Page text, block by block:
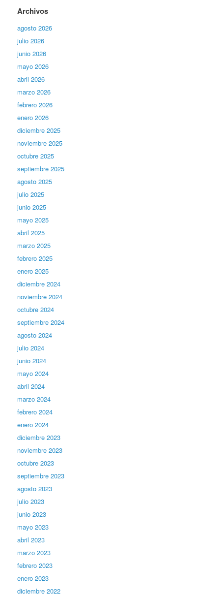
Archivos
agosto 2026
julio 2026
junio 2026
mayo 2026
abril 2026
marzo 2026
febrero 2026
enero 2026
diciembre 2025
noviembre 2025
octubre 2025
septiembre 2025
agosto 2025
julio 2025
junio 2025
mayo 2025
abril 2025
marzo 2025
febrero 2025
enero 2025
diciembre 2024
noviembre 2024
octubre 2024
septiembre 2024
agosto 2024
julio 2024
junio 2024
mayo 2024
abril 2024
marzo 2024
febrero 2024
enero 2024
diciembre 2023
noviembre 2023
octubre 2023
septiembre 2023
agosto 2023
julio 2023
junio 2023
mayo 2023
abril 2023
marzo 2023
febrero 2023
enero 2023
diciembre 2022